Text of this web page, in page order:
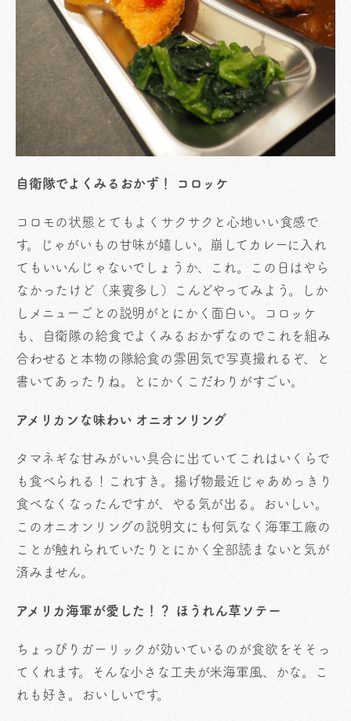
自衛隊でよくみるおかず！ コロッケ
コロモの状態とてもよくサクサクと心地いい食感で
す。じゃがいもの甘味が嬉しい。崩してカレーに入れ
てもいいんじゃないでしょうか、これ。この日はやら
なかったけど（来賓多し）こんどやってみよう。しか
しメニューごとの説明がとにかく面白い。コロッケ
も、自衛隊の給食でよくみるおかずなのでこれを組み
合わせると本物の隊給食の雰囲気で写真撮れるぞ、と
書いてあったりね。とにかくこだわりがすごい。
アメリカンな味わい オニオンリング
タマネギな甘みがいい具合に出ていてこれはいくらで
も食べられる！これすき。揚げ物最近じゃあめっきり
食べなくなったんですが、やる気が出る。おいしい。
このオニオンリングの説明文にも何気なく海軍工廠の
ことが触れられていたりとにかく全部読まないと気が
済みません。
アメリカ海軍が愛した！？ ほうれん草ソテー
ちょっぴりガーリックが効いているのが食欲をそそっ
てくれます。そんな小さな工夫が米海軍風、かな。こ
れも好き。おいしいです。